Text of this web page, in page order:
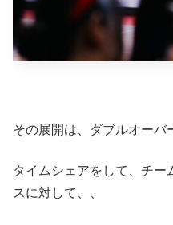
その展開は、ダブルオーバ
タイムシェアをして、チ
スに対して、、